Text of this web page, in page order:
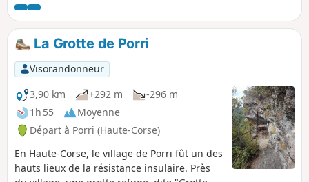
bois, sous la protection des châtaigniers, majoritairement.
La Grotte de Porri
Visorandonneur
3,90 km
+292 m
-296 m
1h 55
Moyenne
Départ à Porri (Haute-Corse)
En Haute-Corse, le village de Porri fût un des
hauts lieux de la résistance insulaire. Près